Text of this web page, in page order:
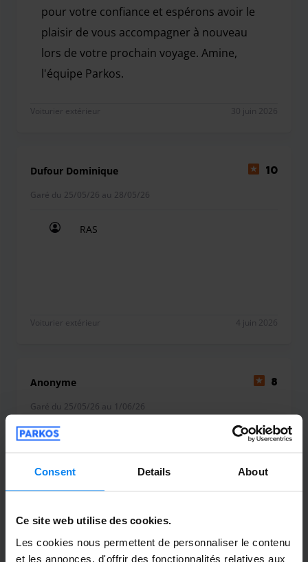
Consent Details About
Ce site web utilise des cookies.
Les cookies nous permettent de personnaliser le contenu
et les annonces, d'offrir des fonctionnalités relatives aux
pour votre confiance et espérons avoir le
plaisir de vous accompagner à nouveau
lors de votre prochain voyage. Amine,
l'équipe Parkos.
Voiturier extérieur 30 juin 2026
Dufour Dominique 10
Garé du 25/05/26 au 28/05/26
RAS
Voiturier extérieur 4 juin 2026
Anonyme 8
Garé du 25/05/26 au 1/06/26